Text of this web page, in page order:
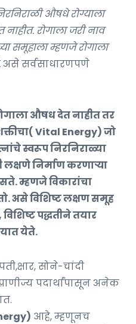
औषधे रोग्याला
रोगाला जरी नाव
समूहाला म्हणजे रोगाला
असे सर्वसाधारणपणे
औषध देत नाहीत तर
Vital Energy) जो
स्वरूप निरनिराळ्या
लक्षणे निर्माण करणाऱ्या
म्हणजे विकारांचा
असे विशिष्ट लक्षण समूह
पद्धतीने तयार
येते.
सोने-चांदी
पदार्थांपासून अनेक
आहे, म्हणूनच